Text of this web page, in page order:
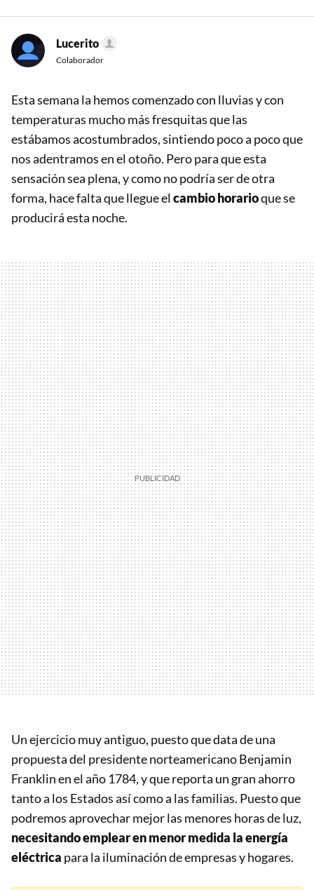
Lucerito
Colaborador
Esta semana la hemos comenzado con lluvias y con
temperaturas mucho más fresquitas que las
estábamos acostumbrados, sintiendo poco a poco que
nos adentramos en el otoño. Pero para que esta
sensación sea plena, y como no podría ser de otra
forma, hace falta que llegue el cambio horarioque se
producirá esta noche.
Un ejercicio muy antiguo, puesto que data de una
propuesta del presidente norteamericano Benjamin
Franklin en el año 1784, y que reporta un gran ahorro
tanto a los Estados así como a las familias. Puesto que
podremos aprovechar mejor las menores horas de luz,
necesitando emplear en menor medida la energía
eléctrica para la iluminación de empresas y hogares.